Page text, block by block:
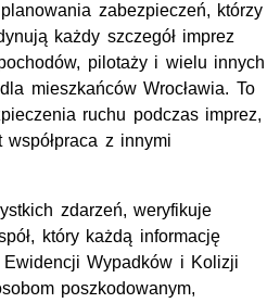
zabezpieczeń, którzy
każdy szczegół imprez
pilotaży i wielu innych
mieszkańców Wrocławia. To
ruchu podczas imprez,
z innymi
zdarzeń, weryfikuje
który każdą informację
Wypadków i Kolizji
poszkodowanym,